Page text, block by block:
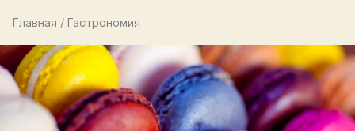
Главная / Гастрономия